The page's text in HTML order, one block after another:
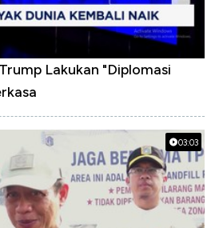
Lakukan "Diplomasi
03:03